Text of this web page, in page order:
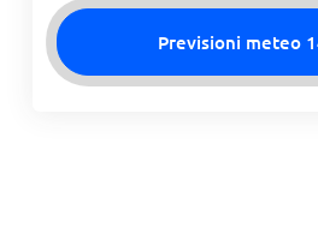
Previsioni meteo